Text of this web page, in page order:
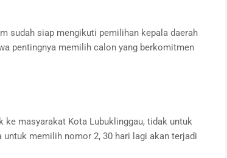
sudah siap mengikuti pemilihan kepala daerah
pentingnya memilih calon yang berkomitmen
ke masyarakat Kota Lubuklinggau, tidak untuk
memilih nomor 2, 30 hari lagi akan terjadi